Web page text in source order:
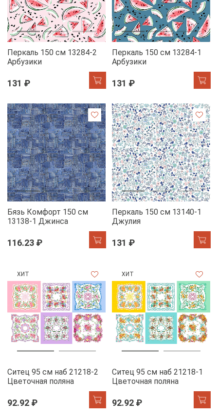
Перкаль 150 см 13284-2
Арбузики
131 ₽
Перкаль 150 см 13284-1
Арбузики
131 ₽
Бязь Комфорт 150 см
13138-1 Джинса
116.23 ₽
Перкаль 150 см 13140-1
Джулия
131 ₽
ХИТ
Ситец 95 см наб 21218-2
Цветочная поляна
92.92 ₽
ХИТ
Ситец 95 см наб 21218-1
Цветочная поляна
92.92 ₽